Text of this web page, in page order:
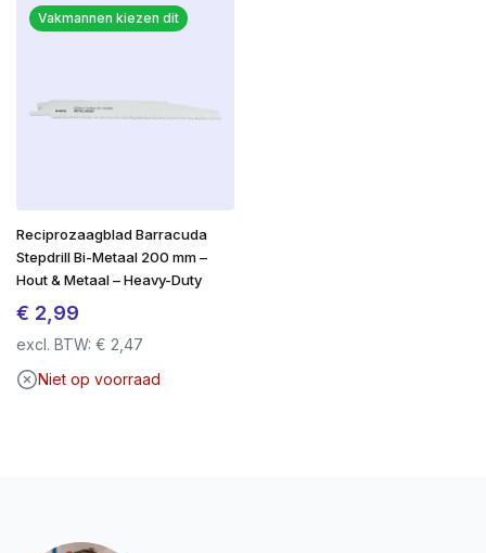
Vakmannen kiezen dit
Reciprozaagblad Barracuda
Stepdrill Bi-Metaal 200 mm –
Hout & Metaal – Heavy-Duty
€ 2,99
excl. BTW: € 2,47
Niet op voorraad